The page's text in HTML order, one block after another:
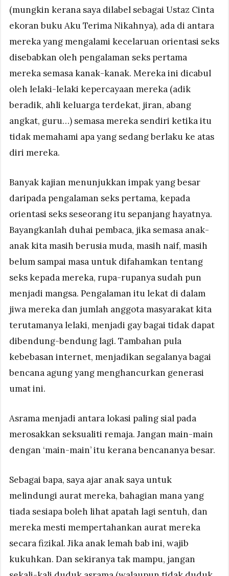
(mungkin kerana saya dilabel sebagai Ustaz Cinta
ekoran buku Aku Terima Nikahnya), ada di antara
mereka yang mengalami kecelaruan orientasi seks
disebabkan oleh pengalaman seks pertama
mereka semasa kanak-kanak. Mereka ini dicabul
oleh lelaki-lelaki kepercayaan mereka (adik
beradik, ahli keluarga terdekat, jiran, abang
angkat, guru…) semasa mereka sendiri ketika itu
tidak memahami apa yang sedang berlaku ke atas
diri mereka.
Banyak kajian menunjukkan impak yang besar
daripada pengalaman seks pertama, kepada
orientasi seks seseorang itu sepanjang hayatnya.
Bayangkanlah duhai pembaca, jika semasa anak-
anak kita masih berusia muda, masih naif, masih
belum sampai masa untuk difahamkan tentang
seks kepada mereka, rupa-rupanya sudah pun
menjadi mangsa. Pengalaman itu lekat di dalam
jiwa mereka dan jumlah anggota masyarakat kita
terutamanya lelaki, menjadi gay bagai tidak dapat
dibendung-bendung lagi. Tambahan pula
kebebasan internet, menjadikan segalanya bagai
bencana agung yang menghancurkan generasi
umat ini.
Asrama menjadi antara lokasi paling sial pada
merosakkan seksualiti remaja. Jangan main-main
dengan ‘main-main’ itu kerana bencananya besar.
Sebagai bapa, saya ajar anak saya untuk
melindungi aurat mereka, bahagian mana yang
tiada sesiapa boleh lihat apatah lagi sentuh, dan
mereka mesti mempertahankan aurat mereka
secara fizikal. Jika anak lemah bab ini, wajib
kukuhkan. Dan sekiranya tak mampu, jangan